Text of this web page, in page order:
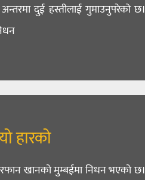
दुई हस्तीलाई गुमाउनुपरेको छ।
हारको
खानको मुम्बईमा निधन भएको छ।